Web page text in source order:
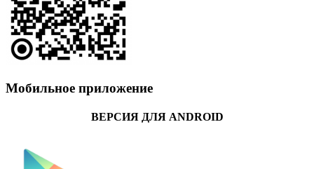
Мобильное приложение
ВЕРСИЯ ДЛЯ ANDROID